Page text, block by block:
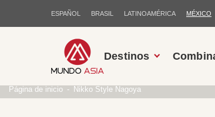
ESPAÑOL BRASIL LATINOAMÉRICA MÉXICO
Destinos
Página de inicio Nikko Style Nagoya